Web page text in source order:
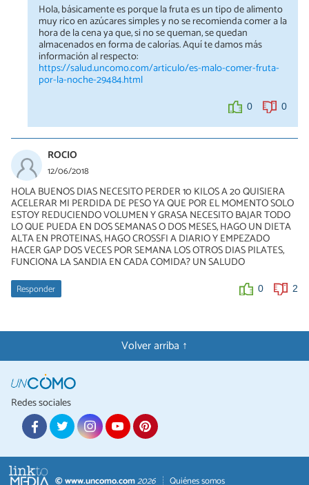
Hola, básicamente es porque la fruta es un tipo de alimento
muy rico en azúcares simples y no se recomienda comer a la
hora de la cena ya que, si no se queman, se quedan
almacenados en forma de calorías. Aquí te damos más
información al respecto:
https://salud.uncomo.com/articulo/es-malo-comer-fruta-
por-la-noche-29484.html
0 0
ROCIO
12/06/2018
HOLA BUENOS DIAS NECESITO PERDER 10 KILOS A 20 QUISIERA
ACELERAR MI PERDIDA DE PESO YA QUE POR EL MOMENTO SOLO
ESTOY REDUCIENDO VOLUMEN Y GRASA NECESITO BAJAR TODO
LO QUE PUEDA EN DOS SEMANAS O DOS MESES, HAGO UN DIETA
ALTA EN PROTEINAS, HAGO CROSSFI A DIARIO Y EMPEZADO
HACER GAP DOS VECES POR SEMANA LOS OTROS DIAS PILATES,
FUNCIONA LA SANDIA EN CADA COMIDA? UN SALUDO
Responder 0 2
Volver arriba ↑
Redes sociales
© www.uncomo.com2026 Quiénes somos